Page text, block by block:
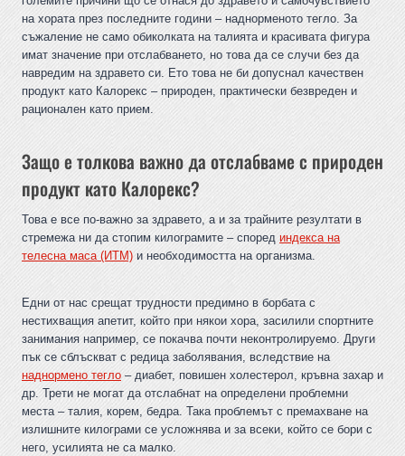
на хората през последните години – наднорменото тегло. За
съжаление не само обиколката на талията и красивата фигура
имат значение при отслабването, но това да се случи без да
навредим на здравето си. Ето това не би допуснал качествен
продукт като Калорекс – природен, практически безвреден и
рационален като прием.
Защо е толкова важно да отслабваме с природен
продукт като Калорекс?
Това е все по-важно за здравето, а и за трайните резултати в
стремежа ни да стопим килограмите – според индекса на
телесна маса (ИТМ) и необходимостта на организма.
Едни от нас срещат трудности предимно в борбата с
нестихващия апетит, който при някои хора, засилили спортните
занимания например, се покачва почти неконтролируемо. Други
пък се сблъскват с редица заболявания, вследствие на
наднормено тегло – диабет, повишен холестерол, кръвна захар и
др. Трети не могат да отслабнат на определени проблемни
места – талия, корем, бедра. Така проблемът с премахване на
излишните килограми се усложнява и за всеки, който се бори с
него, усилията не са малко.